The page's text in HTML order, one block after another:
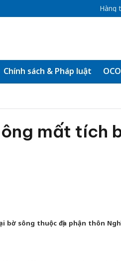
Hàng
Chính sách & Pháp luật
mất tích
bờ sông thuộc địa phận thôn